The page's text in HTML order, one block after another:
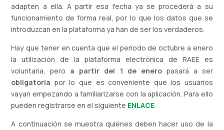
adapten a ella. A partir esa fecha ya se procederá a su
funcionamiento de forma real, por lo que los datos que se
introduzcan en la plataforma ya han de ser los verdaderos.
Hay que tener en cuenta que el periodo de octubre a enero
la utilización de la plataforma electrónica de RAEE es
voluntaria, pero a partir del 1 de eneropasará a ser
obligatoria por lo que es conveniente que los usuarios
vayan empezando a familiarizarse con la aplicación. Para ello
pueden registrarse en el siguiente ENLACE.
A continuación se muestra quiénes deben hacer uso de la